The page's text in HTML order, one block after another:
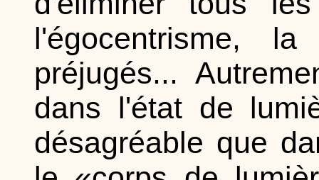
l'égocentrisme,
préjugés...
dans l'état de
désagréable que